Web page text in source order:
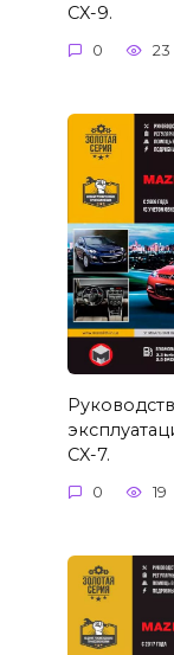
CX-9.
0 23
CX-7.
0 19